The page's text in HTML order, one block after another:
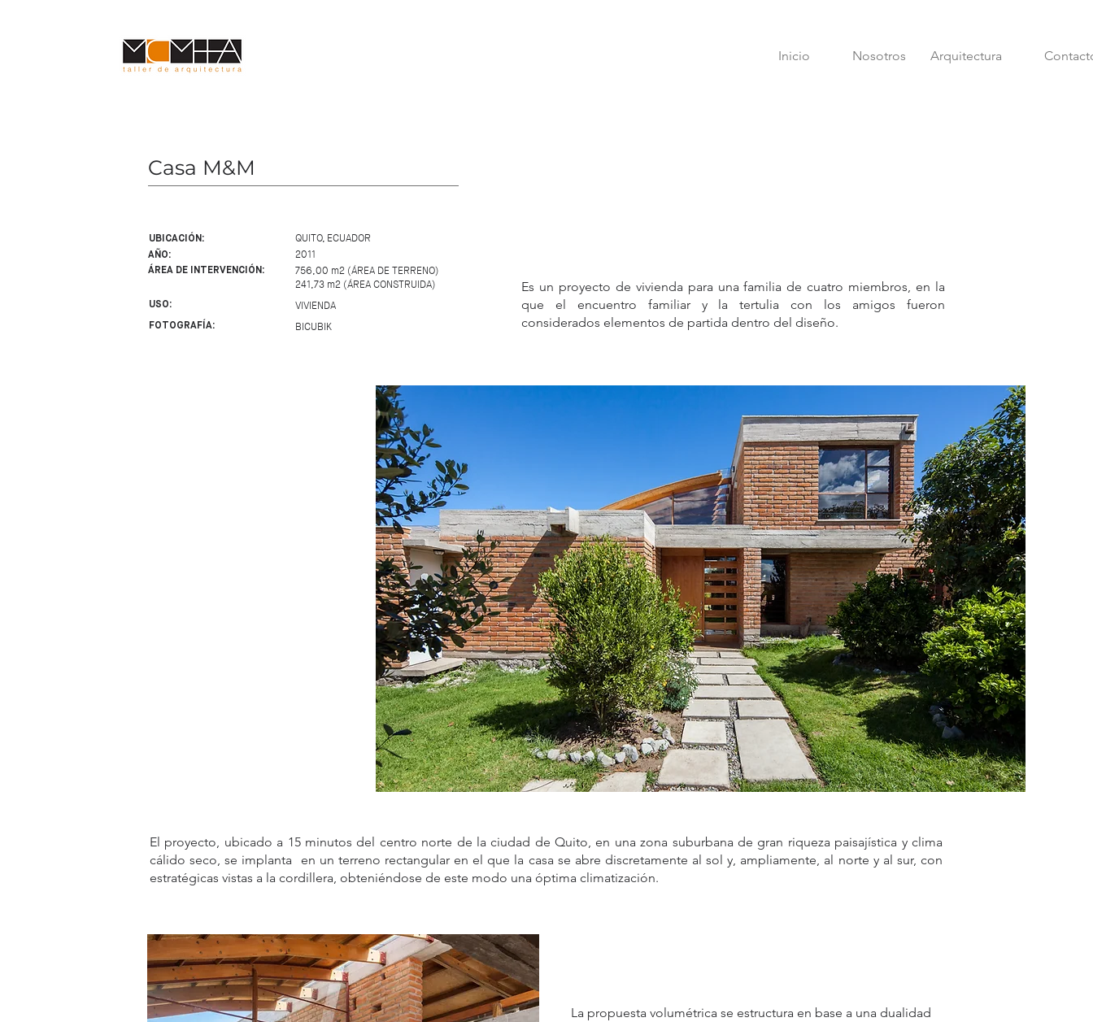
Inicio Nosotros Arquitectura
Casa M&M
UBICACIÓN:
AÑO:
ÁREA DE INTERVENCIÓN:
USO:
FOTOGRAFÍA:
QUITO, ECUADOR
2011
756,00 m2 (ÁREA DE TERRENO)
241,73 m2 (ÁREA CONSTRUIDA)
VIVIENDA
BICUBIK​
Es un proyecto de vivienda para una familia de cuatro miembros, en la
que el encuentro familiar y la tertulia con los amigos fueron
considerados elementos de partida dentro del diseño.
El proyecto, ubicado a 15 minutos del centro norte de la ciudad de Quito, en una zona suburbana de gran riqueza paisajística y clima
cálido seco, se implanta en un terreno rectangular en el que la casa se abre discretamente al sol y, ampliamente, al norte y al sur, con
estratégicas vistas a la cordillera, obteniéndose de este modo una óptima climatización.
La propuesta volumétrica se estructura en base a una dualidad